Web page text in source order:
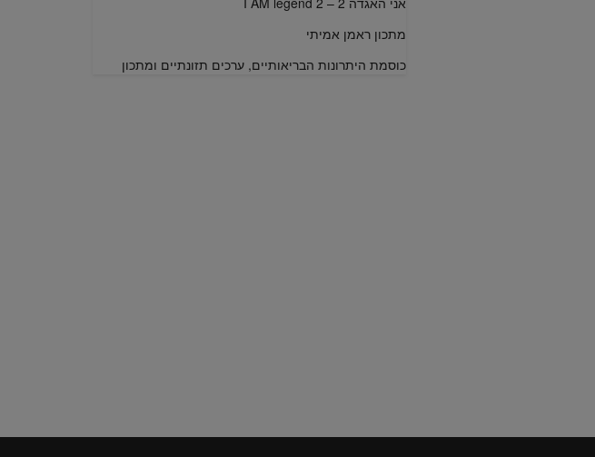
מתכון ראמן אמיתי
כוסמת היתרונות הבריאותיים, ערכים תזונתיים ומתכון